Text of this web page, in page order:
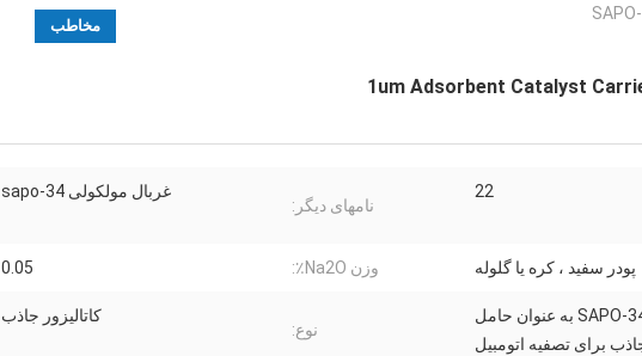
مخاطب
1um Adsorbent Catalyst
22
نامهای دیگر:
غربال مولکولی sapo-34
پودر سفید ، کره یا گلوله وزن Na2O٪: 0.05
SAPO-34 Zeolite به عنوان حامل
برای تصفیه اتومبیل
نوع:
کاتالیزور جاذب